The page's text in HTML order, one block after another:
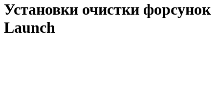
Установки очистки форсунок
Launch